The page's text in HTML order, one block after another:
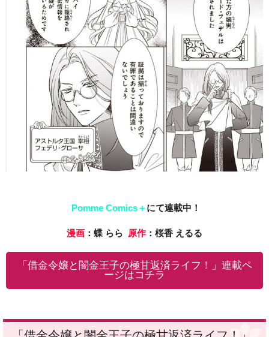
Pomme Comics＋ にて連載中！
漫画 ：蝶 らら 原作 ：桜香 えるる
「借金令嬢と闇金王子の極甘返済ライフ！」連載ペ
ージはコチラ